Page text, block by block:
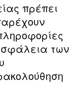
πρέπει
των